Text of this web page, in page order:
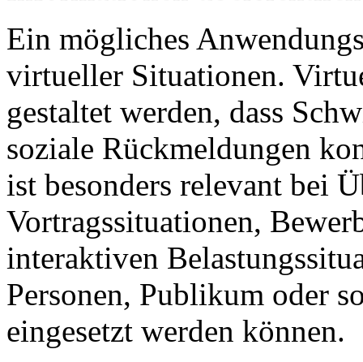
Ein mögliches
virtueller Situationen.
gestaltet werden, dass
soziale Rückmeldungen
ist besonders relevant bei
Vortragssituationen,
interaktiven
Personen, Publikum oder
eingesetzt werden können.